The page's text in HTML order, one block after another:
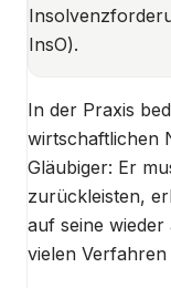
InsO).
In der Praxis
wirtschaftlichen
Gläubiger: Er
zurückleisten,
auf seine
vielen